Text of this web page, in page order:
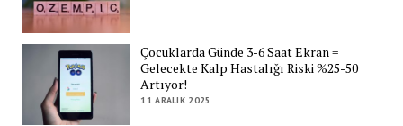
Çocuklarda Günde 3-6 Saat Ekran =
Gelecekte Kalp Hastalığı Riski %25-50
Artıyor!
11 ARALIK 2025